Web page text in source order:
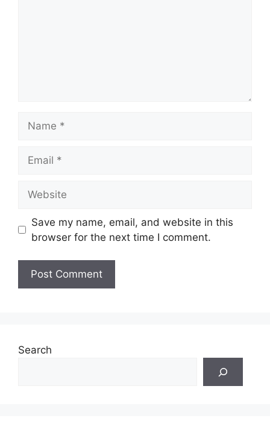
Save my name, email, and website in this
browser for the next time I comment.
Search